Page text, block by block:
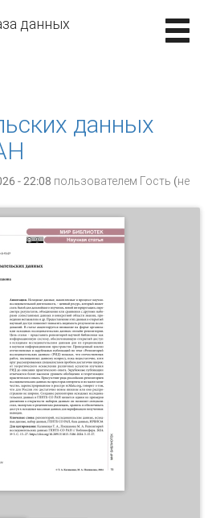
данных
данных
- 22:08 пользователем Гость (не